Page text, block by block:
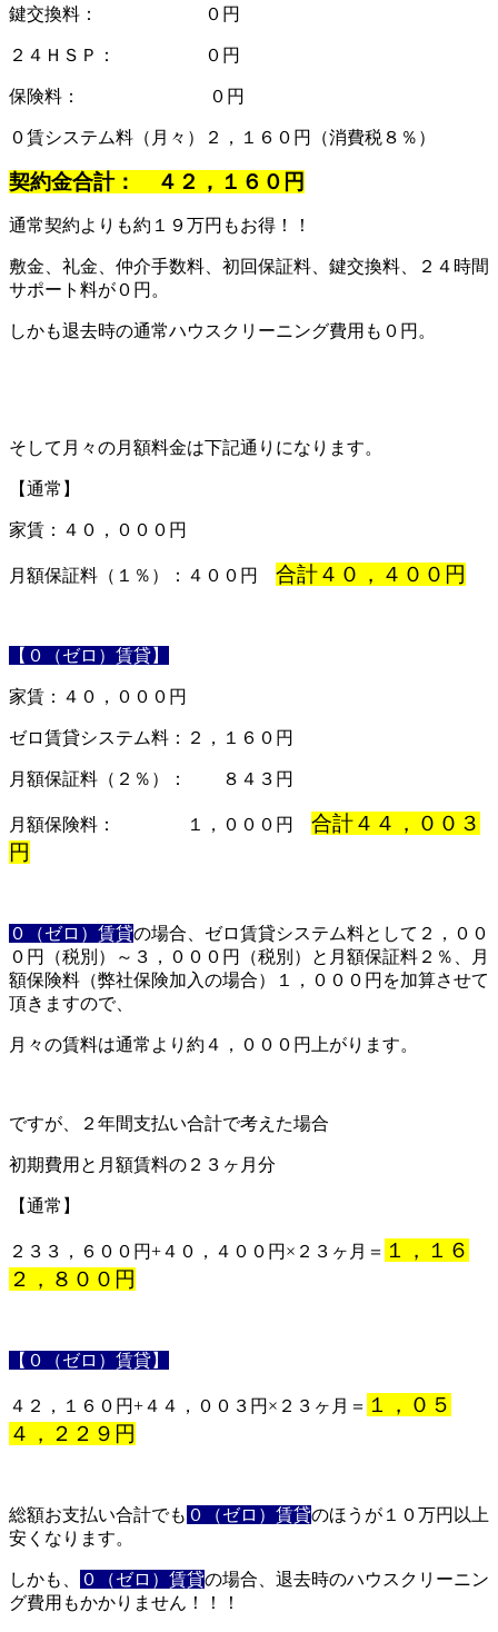
鍵交換料： ０円
２４ＨＳＰ： ０円
保険料： ０円
０賃システム料（月々）２，１６０円（消費税８％）
契約金合計： ４２，１６０円
通常契約よりも約１９万円もお得！！
敷金、礼金、仲介手数料、初回保証料、鍵交換料、２４時間
サポート料が０円。
しかも退去時の通常ハウスクリーニング費用も０円。
そして月々の月額料金は下記通りになります。
【通常】
家賃：４０，０００円
月額保証料（１％）：４００円 合計４０，４００円
【０（ゼロ）賃貸】
家賃：４０，０００円
ゼロ賃貸システム料：２，１６０円
月額保証料（２％）： ８４３円
月額保険料： １，０００円 合計４４，００３
円
０（ゼロ）賃貸の場合、ゼロ賃貸システム料として２，００
０円（税別）～３，０００円（税別）と月額保証料２％、月
額保険料（弊社保険加入の場合）１，０００円を加算させて
頂きますので、
月々の賃料は通常より約４，０００円上がります。
ですが、２年間支払い合計で考えた場合
初期費用と月額賃料の２３ヶ月分
【通常】
２３３，６００円+４０，４００円×２３ヶ月＝ １，１６
２，８００円
【０（ゼロ）賃貸】
４２，１６０円+４４，００３円×２３ヶ月＝ １，０５
４，２２９円
総額お支払い合計でも ０（ゼロ）賃貸のほうが１０万円以上
安くなります。
しかも、 ０（ゼロ）賃貸の場合、退去時のハウスクリーニン
グ費用もかかりません！！！